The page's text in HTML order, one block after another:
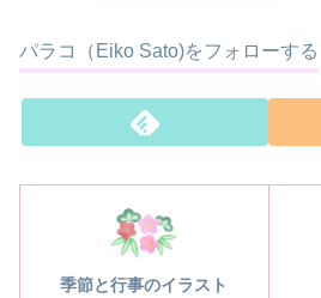
パラコ（Eiko Sato)をフォローする
季節と行事のイラスト